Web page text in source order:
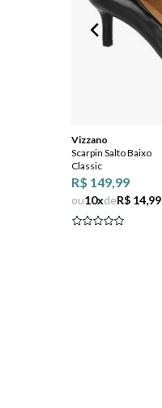
Vizzano
Scarpin Salto Baixo
Classic
R$ 149,99
ou10xdeR$ 14,99